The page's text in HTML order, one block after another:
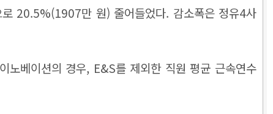
20.5%(1907만 원) 줄어들었다. 감소폭은 정유4사
노베이션의 경우, E&S를 제외한 직원 평균 근속연수